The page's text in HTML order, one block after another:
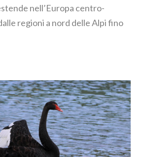
nell’Europa centro-
regioni a nord delle Alpi fino